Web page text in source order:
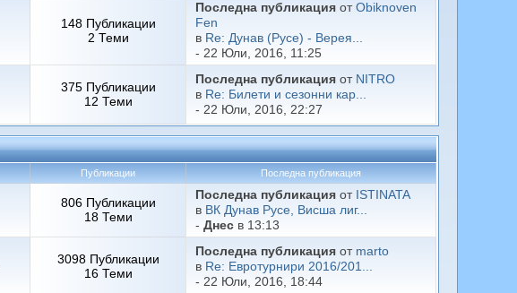
148 Публикации
2 Теми
Последна публикацияот Obiknoven
Fen
в Re: Дунав (Русе) - Верея...
- 22 Юли, 2016, 11:25
375 Публикации
12 Теми
Последна публикацияот NITRO
в Re: Билети и сезонни кар...
- 22 Юли, 2016, 22:27
Публикации Последна публикация
806 Публикации
18 Теми
Последна публикацияот ISTINATA
в ВК Дунав Русе, Висша лиг...
- Днесв 13:13
3098 Публикации
16 Теми
Последна публикацияот marto
в Re: Евротурнири 2016/201...
- 22 Юли, 2016, 18:44